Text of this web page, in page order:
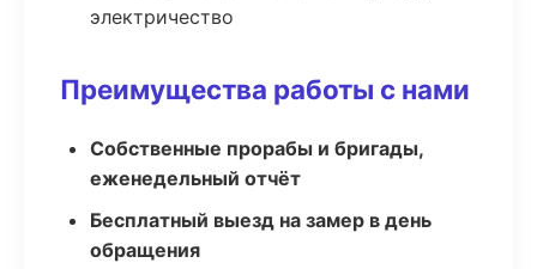
электричество
Преимущества работы с нами
Собственные прорабы и бригады,
еженедельный отчёт
Бесплатный выезд на замер в день
обращения